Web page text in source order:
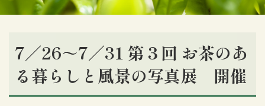
7／26～7／31 第３回 お茶のあ
る暮らしと風景の写真展 開催